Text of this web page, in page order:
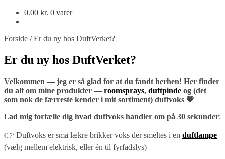
0.00 kr. 0 varer
Forside /Er du ny hos DuftVerket?
Er du ny hos DuftVerket?
Velkommen — jeg er så glad for at du fandt herhen! Her finder
du alt om mine produkter — roomsprays, duftpinde og (det
som nok de færreste kender i mit sortiment) duftvoks 💗
Lad mig fortælle dig hvad duftvoks handler om på 30 sekunder:
👉 Duftvoks er små lækre brikker voks der smeltes i en duftlampe
(vælg mellem elektrisk, eller én til fyrfadslys)